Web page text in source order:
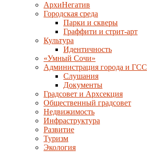
АрхиНегатив
Городская среда
Парки и скверы
Граффити и стрит-арт
Культура
Идентичность
«Умный Сочи»
Администрация города и ГСС
Слушания
Документы
Градсовет и Архсекция
Общественный градсовет
Недвижимость
Инфраструктура
Развитие
Туризм
Экология